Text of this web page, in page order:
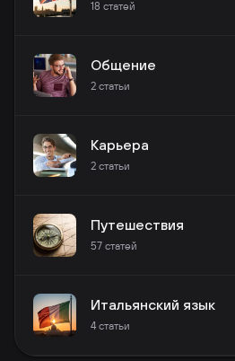
18 статей
Общение
2 статьи
Карьера
2 статьи
Путешествия
57 статей
Итальянский язык
4 статьи